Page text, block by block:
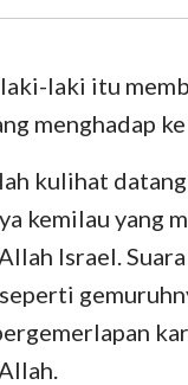
Nehemia
Ayub
Amsal
Kidung
Yeremia
Yehezkiel
Hosea
laki itu
menghadap
kulihat
kemilau yang
Israel.